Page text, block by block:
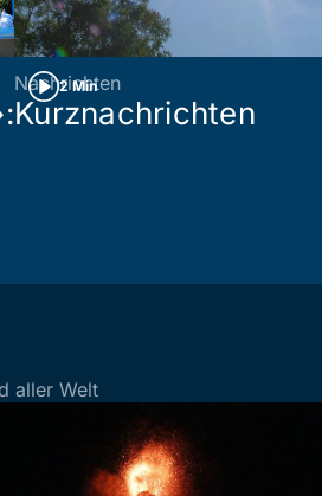
2 Min
Nachrichten
Kurznachrichten
aller Welt